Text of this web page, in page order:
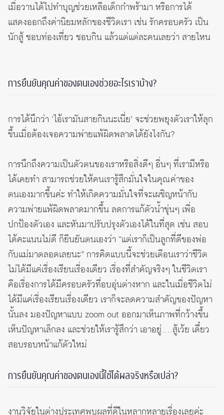
เมื่อวานได้ไปทำบุญช่วยเหลือเด็กกำพร้ามา หรือการได้
แสดงออกถึงค่านิยมหลักของชีวิตเรา เช่น รักครอบครัว เป็น
นักสู้ ชอบท่องเที่ยว ชอบกิน แล้วแต่แต่ละคนเลยว่า สายไหน
การยืนยันคุณค่าของตนเองช่วยอะไรเราบ้าง?
การได้นึกว่า ‘ไอ้เรามันสายกินนะเนี่ย’ จะช่วยพยุงตัวเราให้ลุก
ขึ้นเมื่อต้องเจอความพ่ายแพ้ผิดพลาดได้ยังไงกัน?
การนึกถึงความเป็นตัวตนของเราหรือสิ่งดีๆ อื่นๆ ที่เรามีหรือ
ได้เคยทำ สามารถช่วยให้คนเรารู้สึกมั่นใจในคุณค่าของ
ตนเองมากขึ้นค่ะ ทำให้เกิดความมั่นใจที่จะเผชิญหน้ากับ
ความพ่ายแพ้ผิดพลาดมากขึ้น ลดการแก้ตัวน้ำขุ่นๆ เพื่อ
ปกป้องตัวเอง และหันมาปรับปรุงตัวเองได้ในที่สุด เช่น สอบ
ได้คะแนนไม่ดี ก็ยืนยันตนเองว่า “แต่เราก็เป็นลูกที่ดีของพ่อ
กับแม่มาตลอดเลยนะ” การคิดแบบนี้จะช่วยเตือนเราว่าชีวิต
ไม่ได้มีแค่เรื่องเรียนเรื่องเดียว เรื่องที่สำคัญจริงๆ ในชีวิตเรา
คือเรื่องการได้มีครอบครัวที่อบอุ่นต่างหาก และในเมื่อชีวิตไม่
ได้มีแค่เรื่องเรียนเรื่องเดียว เราก็จะลดความสำคัญของปัญหา
นั้นลง มองปัญหาแบบ zoom out ออกมาเห็นภาพที่กว้างขึ้น
เห็นปัญหาเล็กลง และช่วยให้เรารู้สึกว่า เอาอยู่….สู้เว้ย เดี๋ยว
สอบรอบหน้าแก้ตัวใหม่
การยืนยันคุณค่าของตนเองนี้ใช้ได้ผลจริงหรือเปล่า?
งานวิจัยในต่างประเทศพบผลที่ดีในหลากหลายเรื่องเลยค่ะ